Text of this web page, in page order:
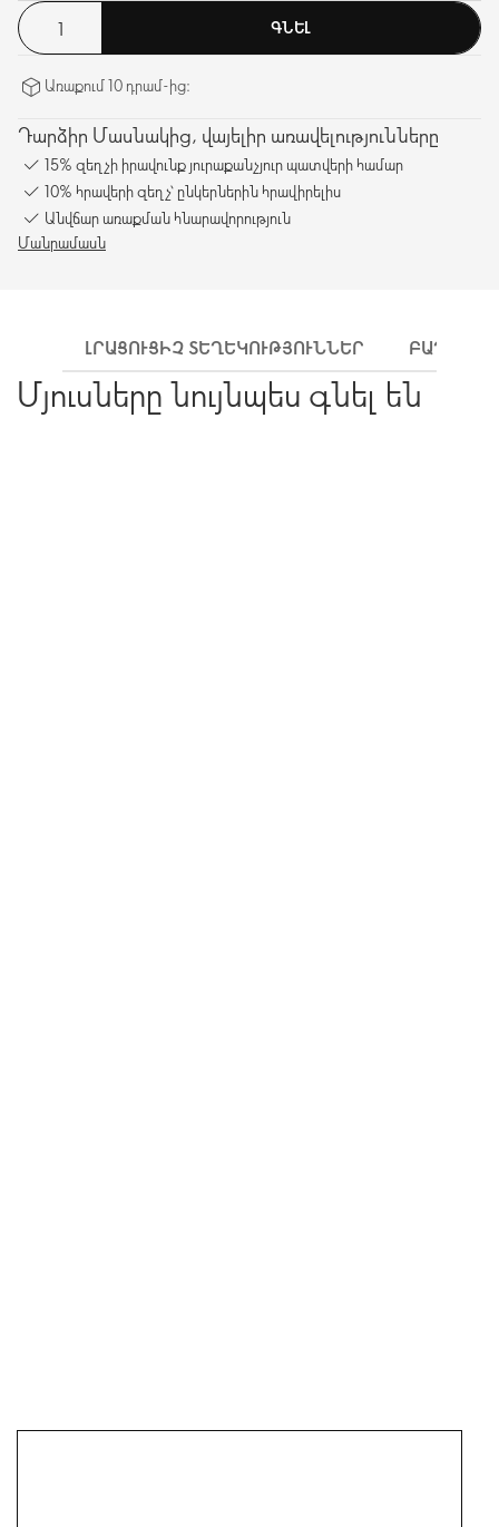
ԳՆԵԼ
Առաքում 10 դրամ-ից։
Դարձիր Մասնակից, վայելիր առավելությունները
15% զեղչի իրավունք յուրաքանչյուր պատվերի համար
10% հրավերի զեղչ՝ ընկերներին հրավիրելիս
Անվճար առաքման հնարավորություն
Մանրամասն
ԼՐԱՑՈՒՑԻՉ ՏԵՂԵԿՈՒԹՅՈՒՆՆԵՐ
Մյուսները նույնպես գնել են